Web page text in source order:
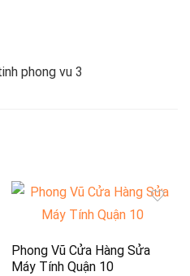
Phong Vũ Cửa Hàng Sửa
Máy Tính Quận 10